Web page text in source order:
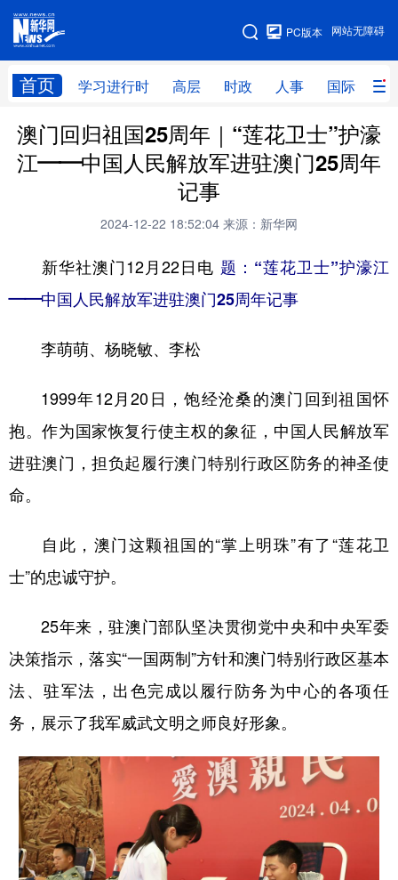
网站无障碍
PC版本
首页 学习进行时 高层 时政 人事 国际 财
网站地图
学习进行时 高层 时政 人事
财经 网评 港澳
法律 中央文件
食品 人居 信息化 数字经济
学术中国 乡村振兴 银龄 溯源中国
城市 旅游 能源 会展
公益 一带一路 亚太网 上市公司
文化产业
地方频道
北京 天津 河北 山西
辽宁 吉林 上海
浙江 福建 江西
山东 湖南
广东 广西
四川 贵州 西藏
澳门回归祖国25周年｜“莲花卫士”护濠
江——中国人民解放军进驻澳门25周年
记事
2024-12-22 18:52:04 来源：新华网
新华社澳门12月22日电 题：“莲花卫士”护濠江
——中国人民解放军进驻澳门25周年记事
李萌萌、杨晓敏、李松
1999年12月20日，饱经沧桑的澳门回到祖国怀
抱。作为国家恢复行使主权的象征，中国人民解放军
进驻澳门，担负起履行澳门特别行政区防务的神圣使
命。
自此，澳门这颗祖国的“掌上明珠”有了“莲花卫
士”的忠诚守护。
25年来，驻澳门部队坚决贯彻党中央和中央军委
决策指示，落实“一国两制”方针和澳门特别行政区基本
法、驻军法，出色完成以履行防务为中心的各项任
务，展示了我军威武文明之师良好形象。